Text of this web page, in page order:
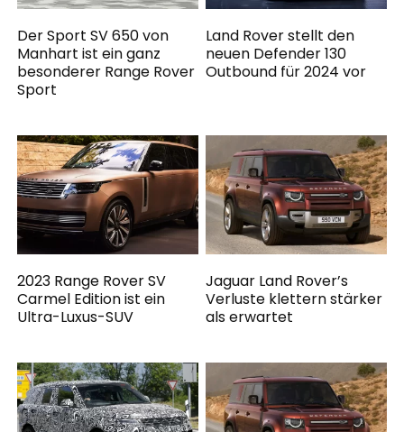
Der Sport SV 650 von
Manhart ist ein ganz
besonderer Range Rover
Sport
Land Rover stellt den
neuen Defender 130
Outbound für 2024 vor
2023 Range Rover SV
Carmel Edition ist ein
Ultra-Luxus-SUV
Jaguar Land Rover’s
Verluste klettern stärker
als erwartet